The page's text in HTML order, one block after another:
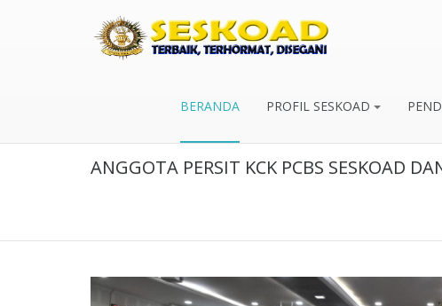
BERANDA PROFIL SESKOAD
ANGGOTA PERSIT KCK PCBS SESKOAD